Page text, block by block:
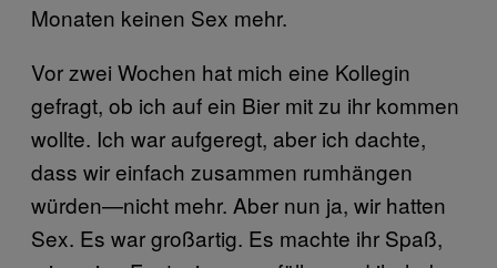
Monaten keinen Sex mehr.
Vor zwei Wochen hat mich eine Kollegin
gefragt, ob ich auf ein Bier mit zu ihr kommen
wollte. Ich war aufgeregt, aber ich dachte,
dass wir einfach zusammen rumhängen
würden—nicht mehr. Aber nun ja, wir hatten
Sex. Es war großartig. Es machte ihr Spaß,